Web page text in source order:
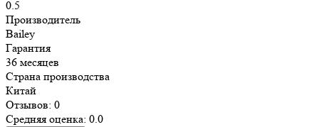
0.5
Производитель
Bailey
Гарантия
36 месяцев
Страна производства
Китай
Отзывов: 0
Средняя оценка: 0.0